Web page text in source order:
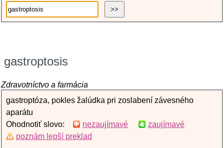
gastroptosis
Zdravotníctvo a farmácia
gastroptóza, pokles žalúdka pri zoslabení závesného
aparátu
Ohodnotiť slovo:
nezaujímavé
zaujímavé
poznám lepší preklad